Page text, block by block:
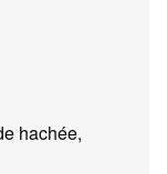
hachée,